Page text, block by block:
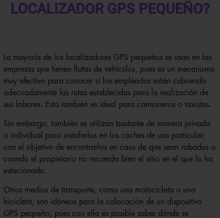
LOCALIZADOR GPS PEQUEÑO?
La mayoría de los localizadores GPS pequeños se usan en las
empresas que tienen flotas de vehículos, pues es un mecanismo
muy efectivo para conocer si los empleados están cubriendo
adecuadamente las rutas establecidas para la realización de
sus labores. Esto también es ideal para camioneros o taxistas.
Sin embargo, también se utilizan bastante de manera privada
o individual para instalarlos en los coches de uso particular,
con el objetivo de encontrarlos en caso de que sean robados o
cuando el propietario no recuerda bien el sitio en el que lo ha
estacionado.
Otros medios de transporte, como una motocicleta o una
bicicleta, son idóneos para la colocación de un dispositivo
GPS pequeño, pues con ello es posible saber dónde se